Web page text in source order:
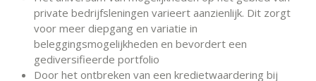
private bedrijfsleningen varieert aanzienlijk. Dit zorgt
voor meer diepgang en variatie in
beleggingsmogelijkheden en bevordert een
gediversifieerde portfolio
Door het ontbreken van een kredietwaardering bij